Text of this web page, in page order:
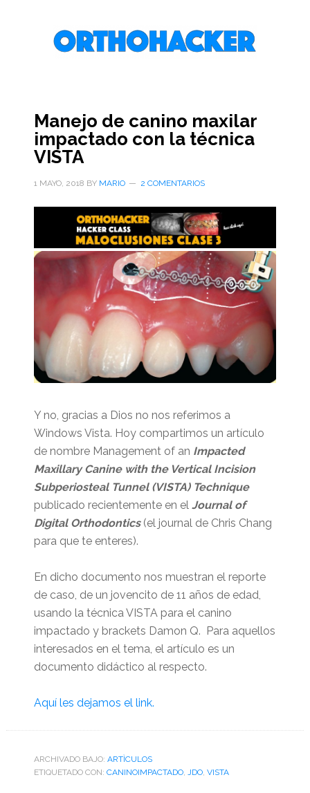
Manejo de canino maxilar
impactado con la técnica
VISTA
1 MAYO, 2018 BY MARIO 2 COMENTARIOS
Y no, gracias a Dios no nos referimos a
Windows Vista. Hoy compartimos un artículo
de nombre Management of an Impacted
Maxillary Canine with the Vertical Incision
Subperiosteal Tunnel (VISTA) Technique
publicado recientemente en elJournal of
Digital Orthodontics (el journal de Chris Chang
para que te enteres).
En dicho documento nos muestran el reporte
de caso, de un jovencito de 11 años de edad,
usando la técnica VISTA para el canino
impactado y brackets Damon Q. Para aquellos
interesados en el tema, el artículo es un
documento didáctico al respecto.
Aquí les dejamos el link.
ARCHIVADO BAJO: ARTÌCULOS
ETIQUETADO CON: CANINOIMPACTADO, JDO, VISTA